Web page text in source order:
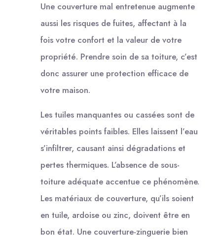
Une couverture mal entretenue augmente
aussi les risques de fuites, affectant à la
fois votre confort et la valeur de votre
propriété. Prendre soin de sa toiture, c’est
donc assurer une protection efficace de
votre maison.
Les tuiles manquantes ou cassées sont de
véritables points faibles. Elles laissent l’eau
s’infiltrer, causant ainsi dégradations et
pertes thermiques. L’absence de sous-
toiture adéquate accentue ce phénomène.
Les matériaux de couverture, qu’ils soient
en tuile, ardoise ou zinc, doivent être en
bon état. Une couverture-zinguerie bien